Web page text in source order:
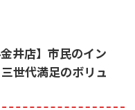
井店】市民のイン
世代満足のボリュ